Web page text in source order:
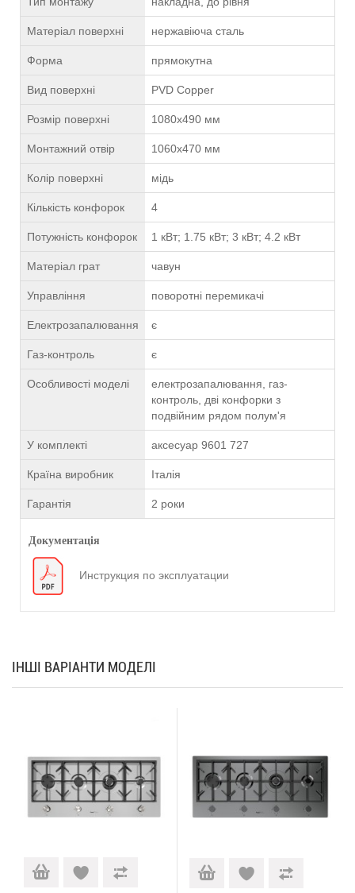
Матеріал поверхні нержавіюча сталь
Форма прямокутна
Вид поверхні PVD Copper
Розмір поверхні 1080х490 мм
Монтажний отвір 1060х470 мм
Колір поверхні мідь
Кількість конфорок 4
Потужність конфорок 1 кВт; 1.75 кВт; 3 кВт; 4.2 кВт
Матеріал грат чавун
Управління поворотні перемикачі
Електрозапалювання є
Газ-контроль є
Особливості моделі
електрозапалювання, газ-
контроль, дві конфорки з
подвійним рядом полум'я
У комплекті аксесуар 9601 727
Країна виробник Італія
Гарантія 2 роки
Документація
Инструкция по эксплуатации
ІНШІ ВАРІАНТИ МОДЕЛІ